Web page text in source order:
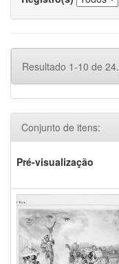
Resultado 1-10 de 24.
Conjunto de itens:
Pré-visualização